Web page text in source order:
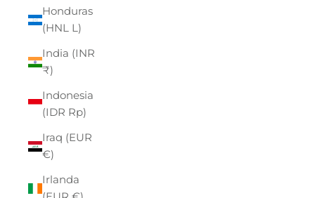
Honduras
(HNL L)
India (INR
₹)
Indonesia
(IDR Rp)
Iraq (EUR
€)
Irlanda